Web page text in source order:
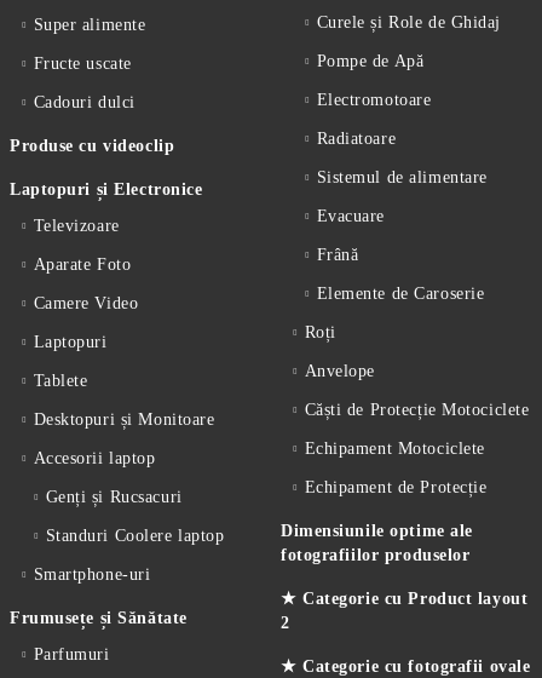
Super alimente
Fructe uscate
Cadouri dulci
Produse cu videoclip
Laptopuri și Electronice
Televizoare
Aparate Foto
Camere Video
Laptopuri
Tablete
Desktopuri și Monitoare
Accesorii laptop
Genți și Rucsacuri
Standuri Coolere laptop
Smartphone-uri
Frumusețe și Sănătate
Parfumuri
Curele și Role de Ghidaj
Pompe de Apă
Electromotoare
Radiatoare
Sistemul de alimentare
Evacuare
Frână
Elemente de Caroserie
Roți
Anvelope
Căști de Protecție Motociclete
Echipament Motociclete
Echipament de Protecție
Dimensiunile optime ale
fotografiilor produselor
★ Categorie cu Product layout
2
★ Categorie cu fotografii ovale